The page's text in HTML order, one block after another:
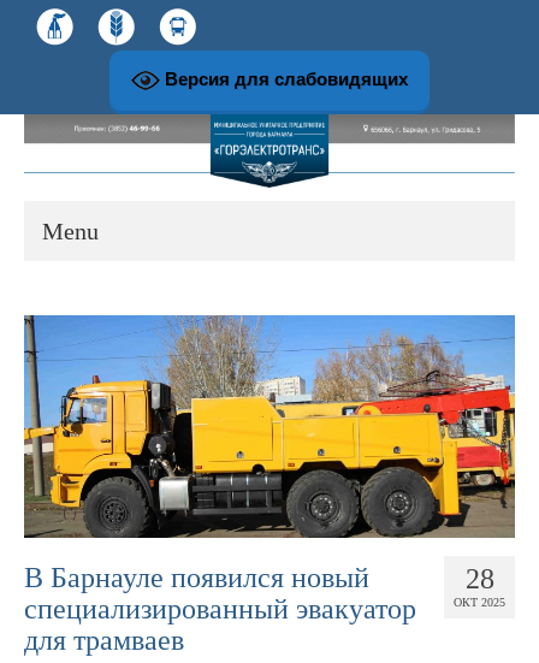
Версия для слабовидящих
Menu
История развития предприятия
Структура и руководство предприятия
Музей и экскурсионная работа
Доска почёта
28
ОКТ 2025
В Барнауле появился новый
специализированный эвакуатор
для трамваев